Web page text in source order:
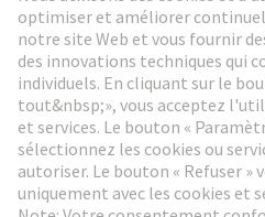
Aller à l'inscription
Social Media